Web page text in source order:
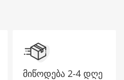
მიწოდება 2-4 დღე